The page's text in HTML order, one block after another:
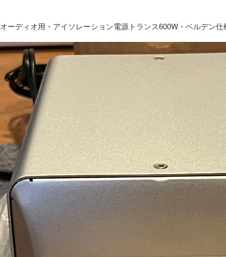
オーディオ用・アイソレーション電源トランス600W・ベルデン仕